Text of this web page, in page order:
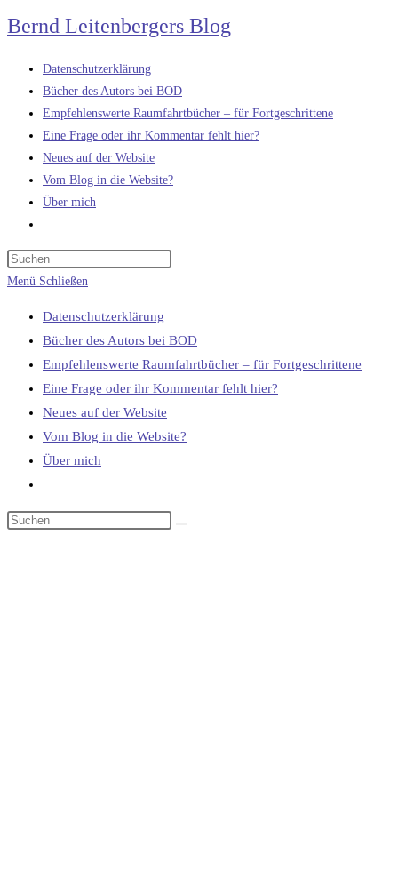
Zum
Inhalt
springen
Bernd Leitenbergers Blog
Datenschutzerklärung
Bücher des Autors bei BOD
Empfehlenswerte Raumfahrtbücher – für Fortgeschrittene
Eine Frage oder ihr Kommentar fehlt hier?
Neues auf der Website
Vom Blog in die Website?
Über mich
umschalten
Menü Schließen
Datenschutzerklärung
Bücher des Autors bei BOD
Empfehlenswerte Raumfahrtbücher – für Fortgeschrittene
Eine Frage oder ihr Kommentar fehlt hier?
Neues auf der Website
Vom Blog in die Website?
Über mich
umschalten